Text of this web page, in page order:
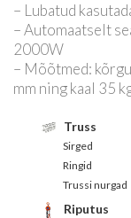
– Lubatud
– Automaatselt
2000W
– Mõõtmed:
mm ning kaal 35
Truss
Sirged
Ringid
Trussi nurgad
Riputus